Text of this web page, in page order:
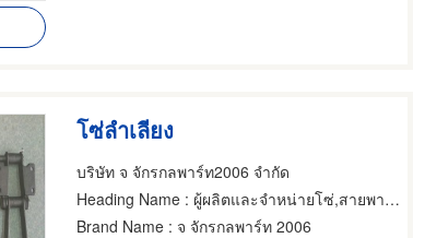
โซ่ลำเลียง
บริษัท จ จักรกลพาร์ท2006 จำกัด
Heading Name : ผู้ผลิตและจำหน่ายโซ่,สายพานเครื่องจักร,ขายส่งและผู้ผลิตชิ้นส่วนและอะไหล่เครื่องจักรกล
Brand Name : จ จักรกลพาร์ท 2006